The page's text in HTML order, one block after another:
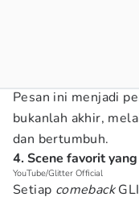
Pesan ini menjadi
bukanlah akhir,
dan bertumbuh.
4. Scene favorit
YouTube/Glitter Official
Setiap comeback